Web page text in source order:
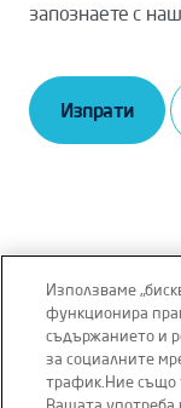
запознаете с
Изпрати
Отказ от
Политика за
Използваме
функционира
съдържанието и
за социалните
трафик.Ние също